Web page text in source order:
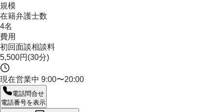
規模
在籍弁護士数
4名
費用
初回面談相談料
5,500円(30分)
現在営業中 9:00〜20:00
電話問合せ
電話番号を表示